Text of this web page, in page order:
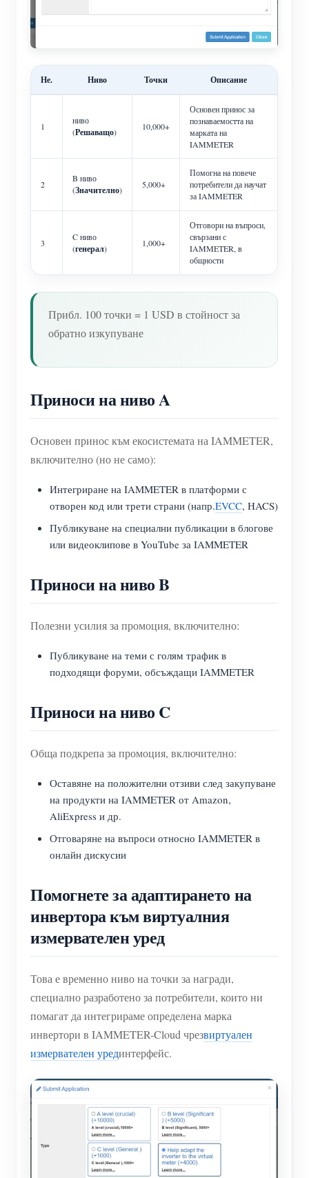
Не. Ниво Точки Описание
1
ниво
(Решаващо) 10,000+
Основен принос за
познаваемостта на
марката на
IAMMETER
2
B ниво
(Значително) 5,000+
Помогна на повече
потребители да научат
за IAMMETER
3
C ниво
(генерал) 1,000+
Отговори на въпроси,
свързани с
IAMMETER, в
общности
Прибл. 100 точки = 1 USD в стойност за
обратно изкупуване
Приноси на ниво A
Основен принос към екосистемата на IAMMETER,
включително (но не само):
Интегриране на IAMMETER в платформи с
отворен код или трети страни (напр.EVCC, HACS)
Публикуване на специални публикации в блогове
или видеоклипове в YouTube за IAMMETER
Приноси на ниво B
Полезни усилия за промоция, включително:
Публикуване на теми с голям трафик в
подходящи форуми, обсъждащи IAMMETER
Приноси на ниво C
Обща подкрепа за промоция, включително:
Оставяне на положителни отзиви след закупуване
на продукти на IAMMETER от Amazon,
AliExpress и др.
Отговаряне на въпроси относно IAMMETER в
онлайн дискусии
Помогнете за адаптирането на
инвертора към виртуалния
измервателен уред
Това е временно ниво на точки за награди,
специално разработено за потребители, които ни
помагат да интегрираме определена марка
инвертори в IAMMETER-Cloud чрезвиртуален
измервателен урединтерфейс.